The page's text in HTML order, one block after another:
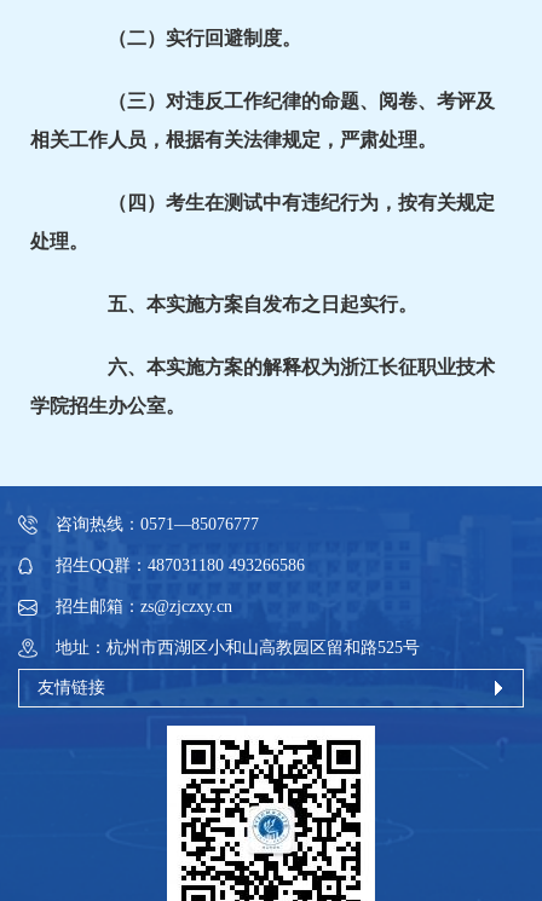
（二）实行回避制度。
（三）对违反工作纪律的命题、阅卷、考评及
相关工作人员，根据有关法律规定，严肃处理。
（四）考生在测试中有违纪行为，按有关规定
处理。
五、本实施方案自发布之日起实行。
六、本实施方案的解释权为浙江长征职业技术
学院招生办公室。
咨询热线：0571—85076777
招生QQ群：487031180 493266586
招生邮箱：zs@zjczxy.cn
地址：杭州市西湖区小和山高教园区留和路525号
友情链接